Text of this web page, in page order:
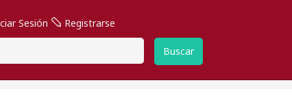
Sesión Registrarse
Buscar